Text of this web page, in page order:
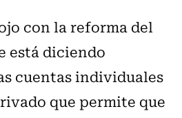
con la reforma del
está diciendo
cuentas individuales
que permite que